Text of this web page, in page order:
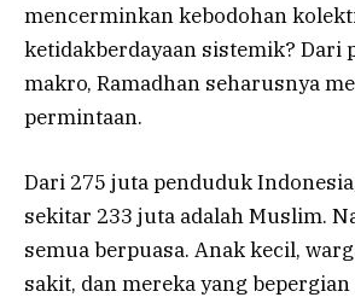
mencerminkan kebodohan
ketidakberdayaan sistemik? Dari
makro, Ramadhan seharusnya
permintaan.
Dari 275 juta penduduk
sekitar 233 juta adalah Muslim.
semua berpuasa. Anak kecil,
sakit, dan mereka yang